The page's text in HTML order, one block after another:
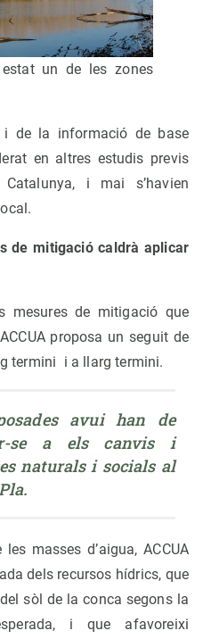
un de les zones
i de la informació de base
en altres estudis previs
i mai s’havien
de mitigació caldrà aplicar
mesures de mitigació que
proposa un seguit de
termini i a llarg termini.
avui han de
se a els canvis i
naturals i socials al
masses d’aigua, ACCUA
dels recursos hídrics, que
sòl de la conca segons la
i que afavoreixi